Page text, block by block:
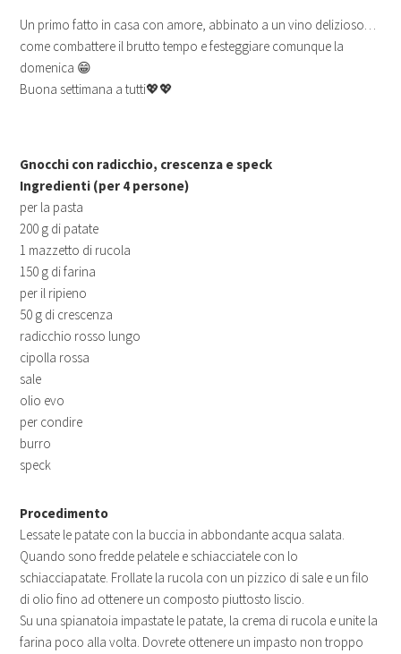
Un primo fatto in casa con amore, abbinato a un vino delizioso…
come combattere il brutto tempo e festeggiare comunque la
domenica 😁
Buona settimana a tutti💖💖
Gnocchi con radicchio, crescenza e speck
Ingredienti (per 4 persone)
per la pasta
200 g di patate
1 mazzetto di rucola
150 g di farina
per il ripieno
50 g di crescenza
radicchio rosso lungo
cipolla rossa
sale
olio evo
per condire
burro
speck
Procedimento
Lessate le patate con la buccia in abbondante acqua salata.
Quando sono fredde pelatele e schiacciatele con lo
schiacciapatate. Frollate la rucola con un pizzico di sale e un filo
di olio fino ad ottenere un composto piuttosto liscio.
Su una spianatoia impastate le patate, la crema di rucola e unite la
farina poco alla volta. Dovrete ottenere un impasto non troppo